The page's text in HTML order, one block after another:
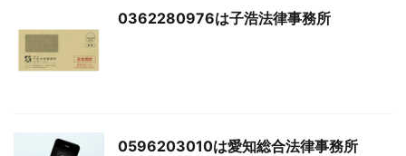
0362280976は子浩法律事務所
0596203010は愛知総合法律事務所